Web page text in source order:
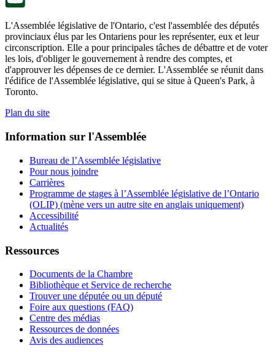
L'Assemblée législative de l'Ontario, c'est l'assemblée des députés
provinciaux élus par les Ontariens pour les représenter, eux et leur
circonscription. Elle a pour principales tâches de débattre et de voter
les lois, d'obliger le gouvernement à rendre des comptes, et
d'approuver les dépenses de ce dernier. L'Assemblée se réunit dans
l'édifice de l'Assemblée législative, qui se situe à Queen's Park, à
Toronto.
Plan du site
Information sur l'Assemblée
Bureau de l’Assemblée législative
Pour nous joindre
Carrières
Programme de stages à l’Assemblée législative de l’Ontario
(OLIP) (mène vers un autre site en anglais uniquement)
Accessibilité
Actualités
Ressources
Documents de la Chambre
Bibliothèque et Service de recherche
Trouver une députée ou un député
Foire aux questions (FAQ)
Centre des médias
Ressources de données
Avis des audiences